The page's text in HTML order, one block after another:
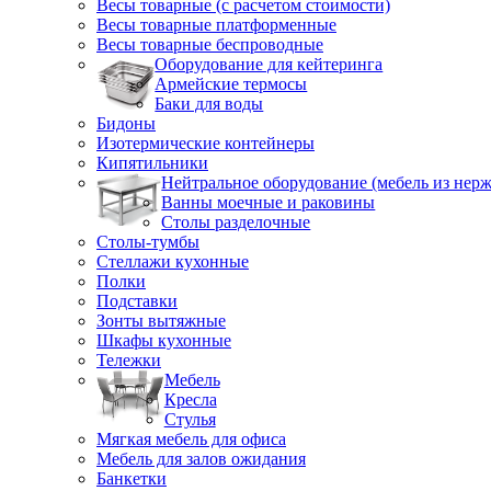
Весы товарные (с расчетом стоимости)
Весы товарные платформенные
Весы товарные беспроводные
Оборудование для кейтеринга
Армейские термосы
Баки для воды
Бидоны
Изотермические контейнеры
Кипятильники
Нейтральное оборудование (мебель из
Ванны моечные и раковины
Столы разделочные
Столы-тумбы
Стеллажи кухонные
Полки
Подставки
Зонты вытяжные
Шкафы кухонные
Тележки
Мебель
Кресла
Стулья
Мягкая мебель для офиса
Мебель для залов ожидания
Банкетки